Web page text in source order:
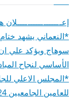
إعـــــــــــــــــلان
*النعماني يشهد
سوهاج ويؤكد علي ان
الأساسي لنجاح
*المجلس الاعلي